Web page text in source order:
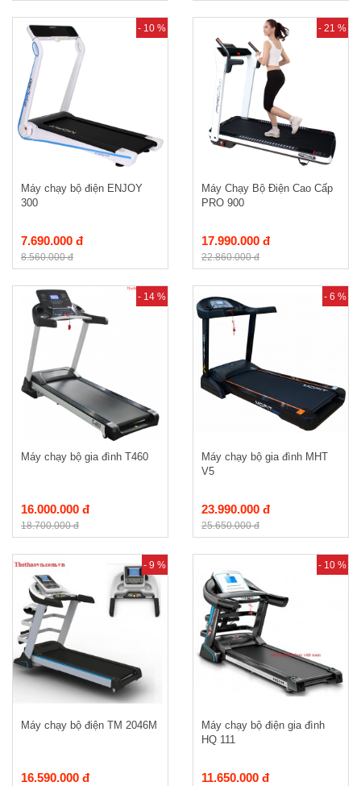
- 10 %
Máy chạy bộ điện ENJOY
300
7.690.000 đ
8.560.000 đ
- 21 %
Máy Chạy Bộ Điện Cao Cấp
PRO 900
17.990.000 đ
22.860.000 đ
- 14 %
Máy chạy bộ gia đình T460
16.000.000 đ
18.700.000 đ
- 6 %
Máy chạy bộ gia đình MHT
V5
23.990.000 đ
25.650.000 đ
- 9 %
Máy chạy bộ điện TM 2046M
16.590.000 đ
- 10 %
Máy chạy bộ điện gia đình
HQ 111
11.650.000 đ